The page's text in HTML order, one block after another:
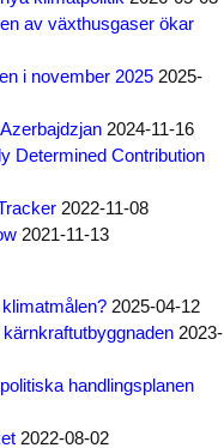
av växthusgaser ökar
i november 2025 2025-
2024-11-16
Determined Contribution
2022-11-08
2021-11-13
2025-04-12
2023-
handlingsplanen
2022-08-02